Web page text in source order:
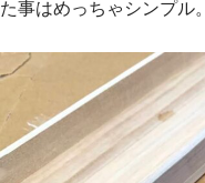
た事はめっちゃシンプル。